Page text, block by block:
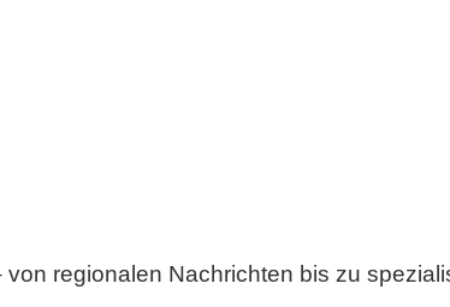
regionalen Nachrichten bis zu